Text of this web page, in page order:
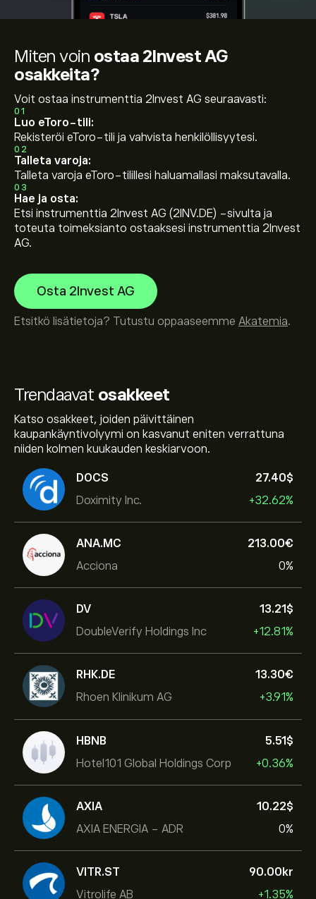
Trendaavat osakkeet
Katso osakkeet, joiden päivittäinen
kaupankäyntivolyymi on kasvanut eniten verrattuna
niiden kolmen kuukauden keskiarvoon.
DOCS
Doximity Inc.
27.40‎$‎
+32.62%
ANA.MC
Acciona
213.00‎€‎
0%
DV
DoubleVerify Holdings Inc
13.21‎$‎
+12.81%
RHK.DE
Rhoen Klinikum AG
13.30‎€‎
+3.91%
HBNB
Hotel101 Global Holdings Corp
5.51‎$‎
+0.36%
AXIA
AXIA ENERGIA - ADR
10.22‎$‎
0%
VITR.ST
Vitrolife AB
90.00‎kr‎
+1.35%
Miten voin ostaa 2Invest AG
osakkeita?
Voit ostaa instrumenttia 2Invest AG seuraavasti:
01
Luo eToro-tili:
Rekisteröi eToro-tili ja vahvista henkilöllisyytesi.
02
Talleta varoja:
Talleta varoja eToro-tilillesi haluamallasi maksutavalla.
03
Hae ja osta:
Etsi instrumenttia 2Invest AG (2INV.DE) -sivulta ja
toteuta toimeksianto ostaaksesi instrumenttia 2Invest
AG.
Osta 2Invest AG
Etsitkö lisätietoja? Tutustu oppaaseemme Akatemia.